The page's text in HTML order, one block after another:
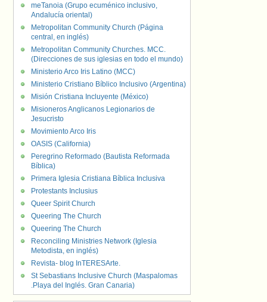
meTanoia (Grupo ecuménico inclusivo,
Andalucía oriental)
Metropolitan Community Church (Página
central, en inglés)
Metropolitan Community Churches. MCC.
(Direcciones de sus iglesias en todo el mundo)
Ministerio Arco Iris Latino (MCC)
Ministerio Cristiano Bíblico Inclusivo (Argentina)
Misión Cristiana Incluyente (México)
Misioneros Anglicanos Legionarios de
Jesucristo
Movimiento Arco Iris
OASIS (California)
Peregrino Reformado (Bautista Reformada
Bíblica)
Primera Iglesia Cristiana Bíblica Inclusiva
Protestants Inclusius
Queer Spirit Church
Queering The Church
Queering The Church
Reconciling Ministries Network (Iglesia
Metodista, en inglés)
Revista- blog InTERESArte.
St Sebastians Inclusive Church (Maspalomas
.Playa del Inglés. Gran Canaria)